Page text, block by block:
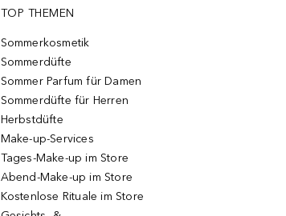
TOP THEMEN
Sommerkosmetik
Sommerdüfte
Sommer Parfum für Damen
Sommerdüfte für Herren
Herbstdüfte
Make-up-Services
Tages-Make-up im Store
Abend-Make-up im Store
Kostenlose Rituale im Store